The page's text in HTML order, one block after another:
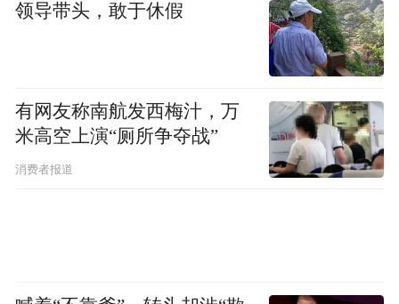
领导带头，敢于休假
有网友称南航发西梅汁，万
米高空上演“厕所争夺战”
消费者报道